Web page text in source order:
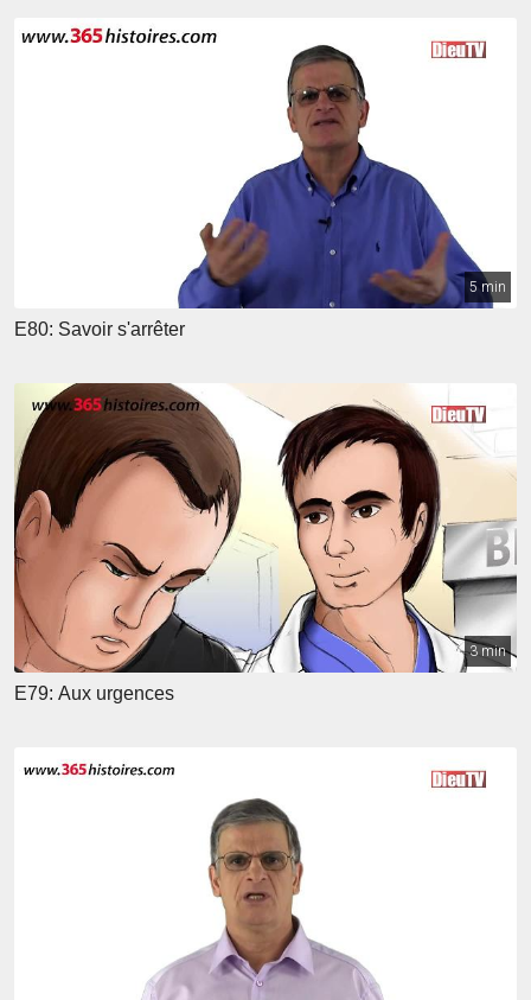
5 min
E80: Savoir s'arrêter
3 min
E79: Aux urgences